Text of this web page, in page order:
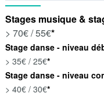
Stages musique &
> 70€ / 55€*
Stage danse - niveau
> 35€ / 25€*
Stage danse - niveau
> 40€ / 30€*